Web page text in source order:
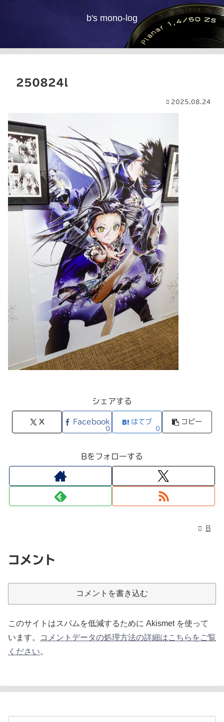
b's mono-log
250824l
2025.08.24
シェアする
X Facebook
0
はてブ
0
コピー
Bをフォローする
B
コメント
コメントを書き込む
このサイトはスパムを低減するために Akismet を使って
います。
コメントデータの処理方法の詳細はこちらをご覧
ください。